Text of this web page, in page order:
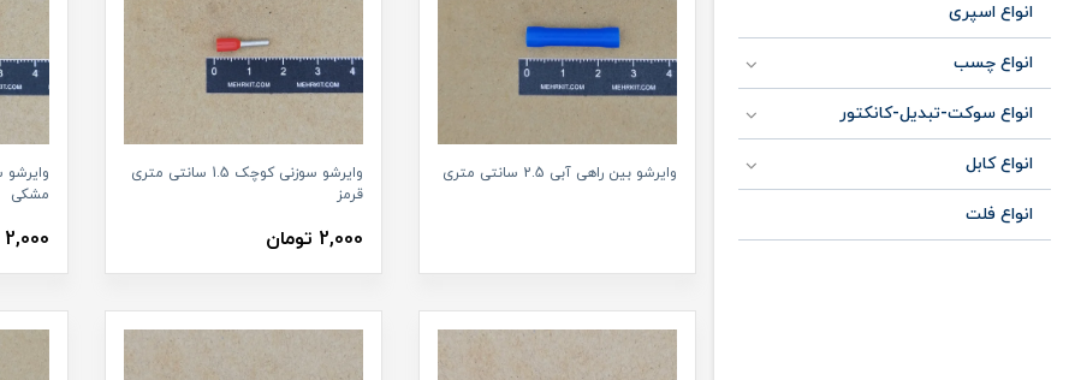
انواع اسپری
انواع چسب
انواع سوکت-تبدیل-کانکتور
انواع کابل
انواع فلت
وایرشو بین راهی آبی 2.5 سانتی متری
وایرشو سوزنی کوچک 1.5 سانتی متری
قرمز
2,000 تومان
مشکی
2,000 تومان